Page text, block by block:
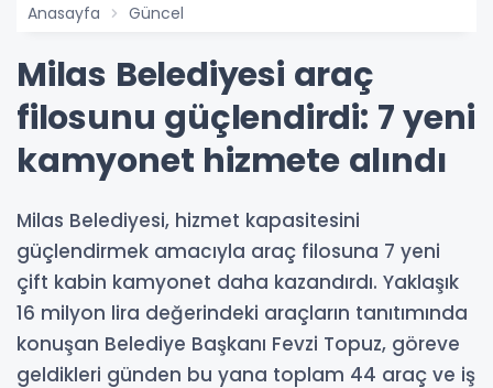
Anasayfa Güncel
Milas Belediyesi araç
filosunu güçlendirdi: 7 yeni
kamyonet hizmete alındı
Milas Belediyesi, hizmet kapasitesini
güçlendirmek amacıyla araç filosuna 7 yeni
çift kabin kamyonet daha kazandırdı. Yaklaşık
16 milyon lira değerindeki araçların tanıtımında
konuşan Belediye Başkanı Fevzi Topuz, göreve
geldikleri günden bu yana toplam 44 araç ve iş